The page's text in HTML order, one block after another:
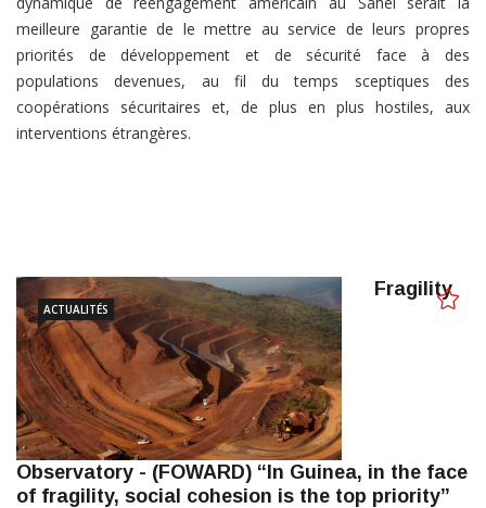
meilleure garantie de le mettre au service de leurs propres
priorités de développement et de sécurité face à des
populations devenues, au fil du temps sceptiques des
coopérations sécuritaires et, de plus en plus hostiles, aux
interventions étrangères.
ACTUALITÉS
Fragility
Observatory - (FOWARD) “In Guinea, in the face
of fragility, social cohesion is the top priority”